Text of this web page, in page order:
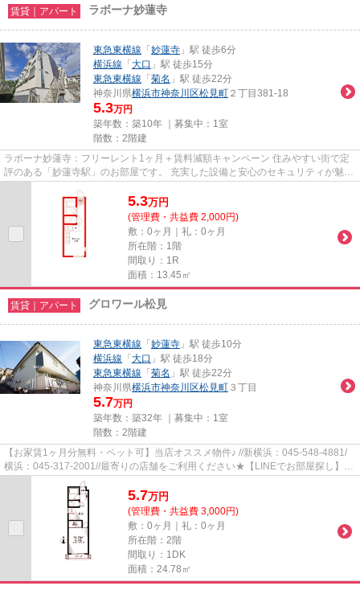
賃貸｜アパート ラボーナ妙蓮寺
東急東横線 「 妙蓮寺 」駅 徒歩6分
横浜線 「 大口 」駅 徒歩15分
東急東横線 「 菊名 」駅 徒歩22分
神奈川県横浜市神奈川区松見町 ２丁目381-18
5.3万円
築年数：築10年 ｜募集中： 1室
階数：2階建
ラボーナ妙蓮寺：フリーレント1ヶ月＋賃料減額キャンペーン 住みやすい街で定
評のある「妙蓮寺駅」のお部屋です。 充実した設備と安心のセキュリティが魅力
5.3万円
(管理費・共益費 2,000円)
敷：0ヶ月｜礼：0ヶ月
所在階：1階
間取り：1R
面積：13.45㎡
賃貸｜アパート グロワール松見
東急東横線 「 妙蓮寺 」駅 徒歩10分
横浜線 「 大口 」駅 徒歩18分
東急東横線 「 菊名 」駅 徒歩22分
神奈川県横浜市神奈川区松見町 ３丁目
5.7万円
築年数：築32年 ｜募集中： 1室
階数：2階建
【お家賃1ヶ月分無料・ペット可】当店オススメ物件♪ //新横浜：045-548-4881/
横浜：045-317-2001//最寄りの店舗をご利用ください★【LINEでお部屋探し】
【初期費用分割払い】【19時以降...
5.7万円
(管理費・共益費 3,000円)
敷：0ヶ月｜礼：0ヶ月
所在階：2階
間取り：1DK
面積：24.78㎡